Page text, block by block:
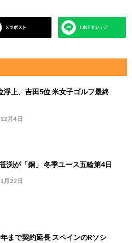
浮上、吉田5位 米女子ゴルフ最終
月4日
渕が「銅」 冬季ユース五輪第4日
月22日
まで契約延長 スペインのRソシ